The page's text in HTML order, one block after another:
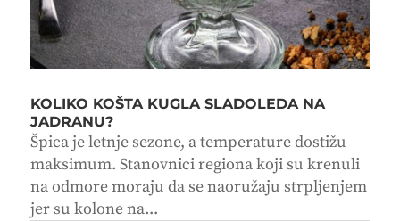
KOLIKO KOŠTA KUGLA SLADOLEDA NA
JADRANU?
Špica je letnje sezone, a temperature dostižu
maksimum. Stanovnici regiona koji su krenuli
na odmore moraju da se naoružaju strpljenjem
jer su kolone na...